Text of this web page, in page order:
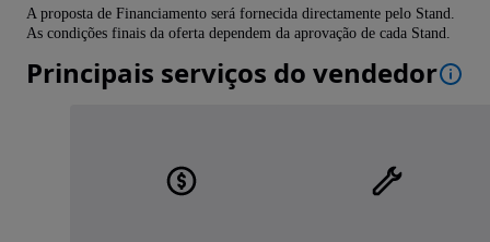
A proposta de Financiamento será fornecida directamente pelo Stand.
As condições finais da oferta dependem da aprovação de cada Stand.
Principais serviços do vendedor